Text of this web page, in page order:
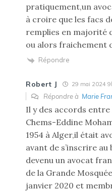
pratiquement,un
à croire que les facs
remplies en majorité
ou alors fraichement
Répondre
Robert J 29 mai 2024
Répondre à Marie
Il y des accords entre
Chems-Eddine
1954 à Alger,il était
avant de s’inscrire
devenu un avocat
de la Grande
janvier 2020 et